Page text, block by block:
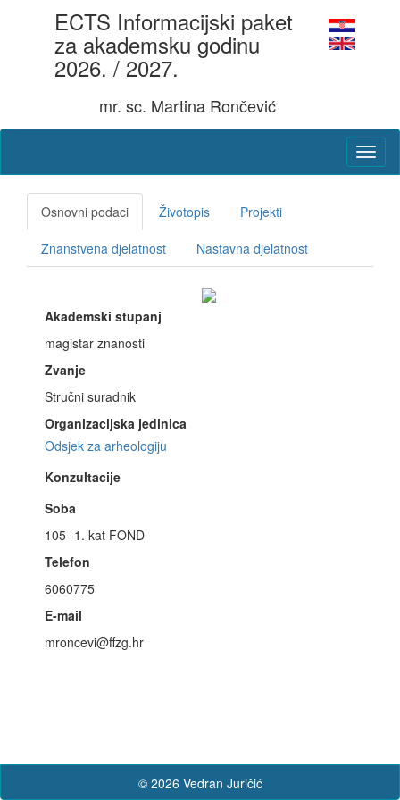
ECTS Informacijski paket
za akademsku godinu
2026. / 2027.
mr. sc. Martina Rončević
Osnovni podaci Životopis Projekti
Znanstvena djelatnost Nastavna djelatnost
Akademski stupanj
magistar znanosti
Zvanje
Stručni suradnik
Organizacijska jedinica
Odsjek za arheologiju
Konzultacije
Soba
105 -1. kat FOND
Telefon
6060775
E-mail
mroncevi@ffzg.hr
© 2026 Vedran Juričić